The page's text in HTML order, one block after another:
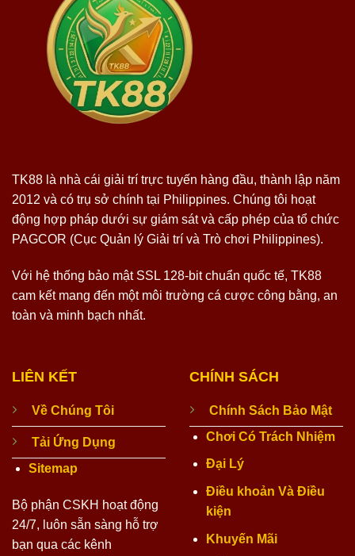
TK88 là nhà cái giải trí trực tuyến hàng đầu, thành lập năm
2012 và có trụ sở chính tại Philippines. Chúng tôi hoạt
động hợp pháp dưới sự giám sát và cấp phép của tổ chức
PAGCOR (Cục Quản lý Giải trí và Trò chơi Philippines).
Với hệ thống bảo mật SSL 128-bit chuẩn quốc tế, TK88
cam kết mang đến một môi trường cá cược công bằng, an
toàn và minh bạch nhất.
LIÊN KẾT
Về Chúng Tôi
Tải Ứng Dụng
Sitemap
Bộ phận CSKH hoạt động
24/7, luôn sẵn sàng hỗ trợ
bạn qua các kênh
CHÍNH SÁCH
Chính Sách Bảo Mật
Chơi Có Trách Nhiệm
Đại Lý
Điều khoản Và Điều
kiện
Khuyến Mãi